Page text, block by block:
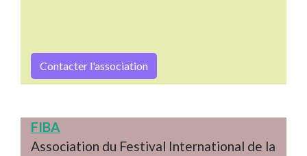
Contacter l'association
FIBA
Association du Festival International de la